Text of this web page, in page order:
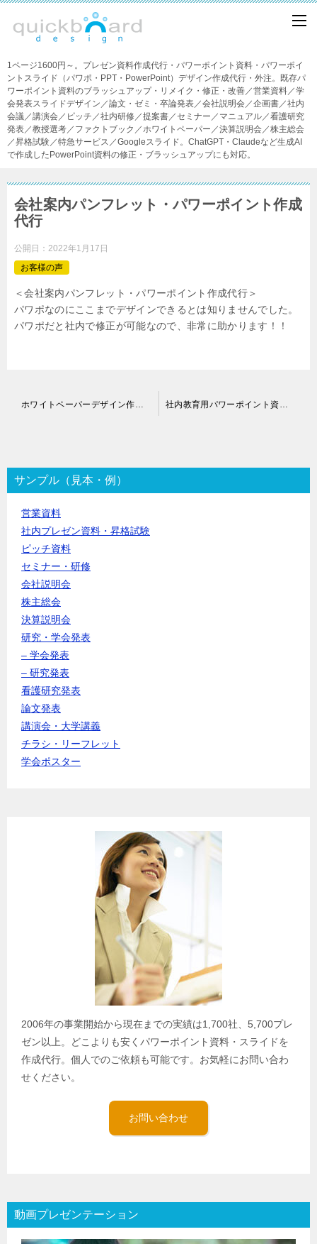
1ページ1600円～。プレゼン資料作成代行・パワーポイント資料・パワーポイ
ントスライド（パワポ・PPT・PowerPoint）デザイン作成代行・外注。既存パ
ワーポイント資料のブラッシュアップ・リメイク・修正・改善／営業資料／学
会発表スライドデザイン／論文・ゼミ・卒論発表／会社説明会／企画書／社内
会議／講演会／ピッチ／社内研修／提案書／セミナー／マニュアル／看護研究
発表／教授選考／ファクトブック／ホワイトペーパー／決算説明会／株主総会
／昇格試験／特急サービス／Googleスライド。ChatGPT・Claudeなど生成AI
で作成したPowerPoint資料の修正・ブラッシュアップにも対応。
会社案内パンフレット・パワーポイント作成
代行
公開日： 2022年1月17日
お客様の声
＜会社案内パンフレット・パワーポイント作成代行＞
パワポなのにここまでデザインできるとは知りませんでした。
パワポだと社内で修正が可能なので、非常に助かります！！
ゲ
ー
シ
サンプル（見本・例）
営業資料
社内プレゼン資料・昇格試験
ピッチ資料
セミナー・研修
会社説明会
株主総会
決算説明会
研究・学会発表
– 学会発表
– 研究発表
看護研究発表
論文発表
講演会・大学講義
チラシ・リーフレット
学会ポスター
2006年の事業開始から現在までの実績は1,700社、5,700プレ
ゼン以上。どこよりも安くパワーポイント資料・スライドを
作成代行。個人でのご依頼も可能です。お気軽にお問い合わ
せください。
お問い合わせ
動画プレゼンテーション